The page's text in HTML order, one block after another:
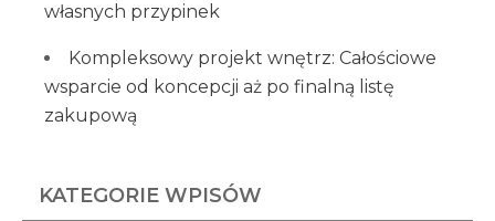
własnych przypinek
Kompleksowy projekt wnętrz: Całościowe
wsparcie od koncepcji aż po finalną listę
zakupową
KATEGORIE WPISÓW